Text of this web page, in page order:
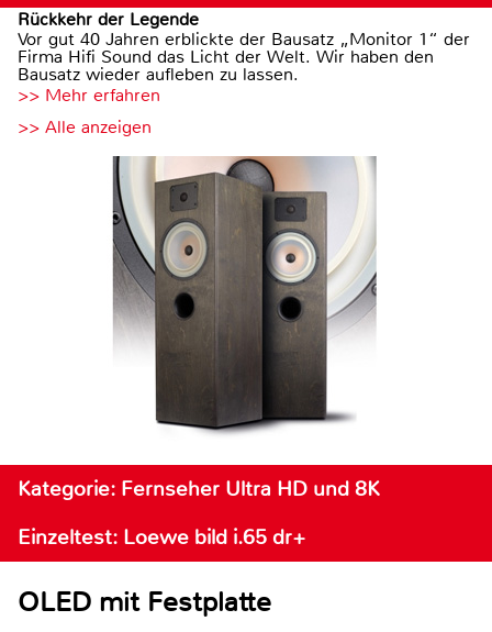
Rückkehr der Legende
Vor gut 40 Jahren erblickte der Bausatz „Monitor 1“ der
Firma Hifi Sound das Licht der Welt. Wir haben den
Bausatz wieder aufleben zu lassen.
>> Mehr erfahren
>> Alle anzeigen
Kategorie: Fernseher Ultra HD und 8K
Einzeltest: Loewe bild i.65 dr+
OLED mit Festplatte